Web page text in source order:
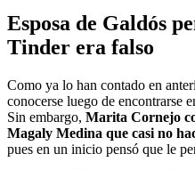
Esposa de Galdós
Tinder era falso
Como ya lo han contado en
conocerse luego de encontrarse
Sin embargo, Marita Cornejo
Magaly Medina que casi no
pues en un inicio pensó que le